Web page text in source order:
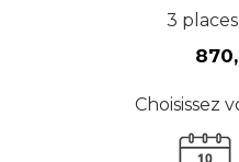
3
Choisissez